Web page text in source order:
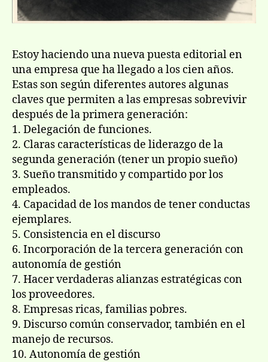
Estoy haciendo una nueva puesta editorial en
una empresa que ha llegado a los cien años.
Estas son según diferentes autores algunas
claves que permiten a las empresas sobrevivir
después de la primera generación:
1. Delegación de funciones.
2. Claras características de liderazgo de la
segunda generación (tener un propio sueño)
3. Sueño transmitido y compartido por los
empleados.
4. Capacidad de los mandos de tener conductas
ejemplares.
5. Consistencia en el discurso
6. Incorporación de la tercera generación con
autonomía de gestión
7. Hacer verdaderas alianzas estratégicas con
los proveedores.
8. Empresas ricas, familias pobres.
9. Discurso común conservador, también en el
manejo de recursos.
10. Autonomía de gestión